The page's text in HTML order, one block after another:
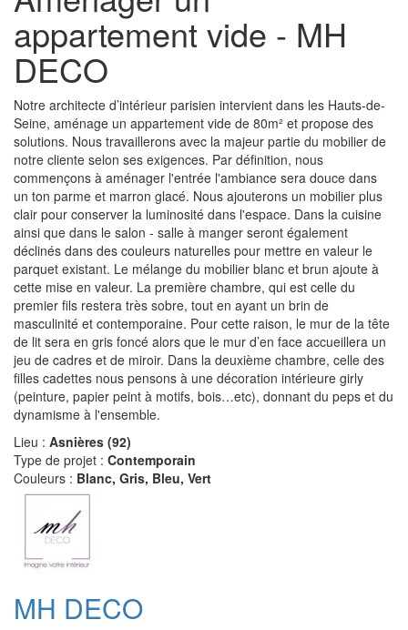
appartement vide - MH
DECO
Notre architecte d’intérieur parisien intervient dans les Hauts-de-
Seine, aménage un appartement vide de 80m² et propose des
solutions. Nous travaillerons avec la majeur partie du mobilier de
notre cliente selon ses exigences. Par définition, nous
commençons à aménager l'entrée l'ambiance sera douce dans
un ton parme et marron glacé. Nous ajouterons un mobilier plus
clair pour conserver la luminosité dans l'espace. Dans la cuisine
ainsi que dans le salon - salle à manger seront également
déclinés dans des couleurs naturelles pour mettre en valeur le
parquet existant. Le mélange du mobilier blanc et brun ajoute à
cette mise en valeur. La première chambre, qui est celle du
premier fils restera très sobre, tout en ayant un brin de
masculinité et contemporaine. Pour cette raison, le mur de la tête
de lit sera en gris foncé alors que le mur d’en face accueillera un
jeu de cadres et de miroir. Dans la deuxième chambre, celle des
filles cadettes nous pensons à une décoration intérieure girly
(peinture, papier peint à motifs, bois…etc), donnant du peps et du
dynamisme à l'ensemble.
Lieu : Asnières (92)
Type de projet : Contemporain
Couleurs : Blanc, Gris, Bleu, Vert
MH DECO